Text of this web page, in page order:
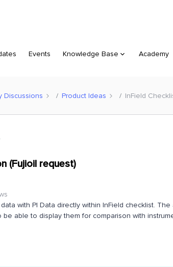
Events Knowledge Base Academy
Discussions Product Ideas InField
(Fujioil request)
with PI Data directly within InField checklist. The
able to display them for comparison with